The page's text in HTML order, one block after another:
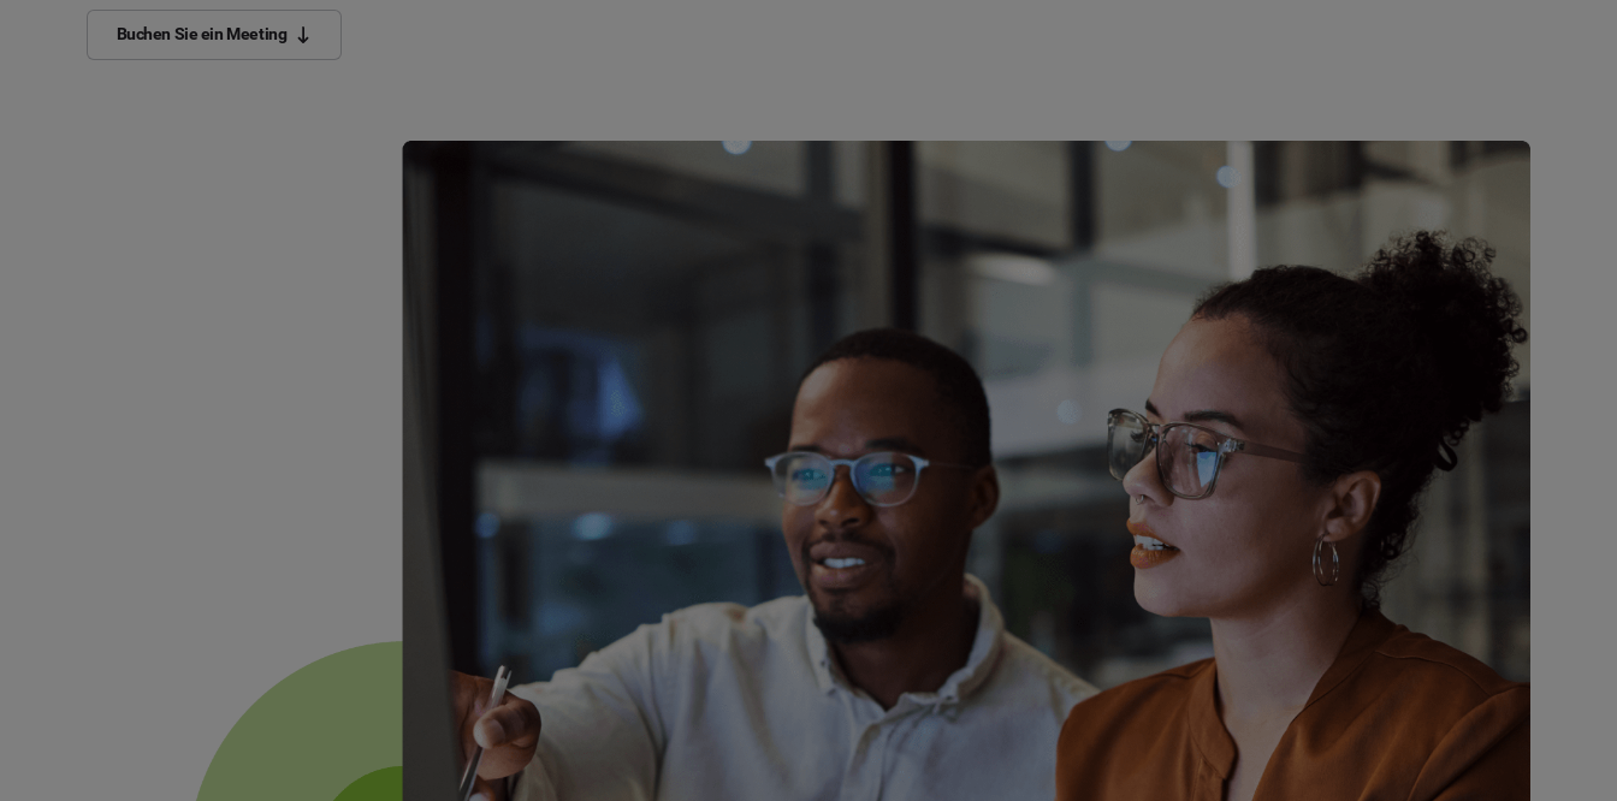
Buchen Sie ein Meeting